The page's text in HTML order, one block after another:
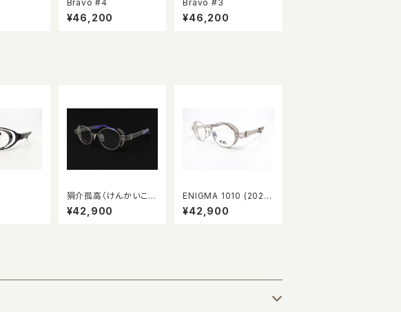
Bravo #4
¥46,200
Bravo #3
¥46,200
狷介孤高（けんかいここ
¥42,900
ENIGMA 1010 (2026
model)
¥42,900